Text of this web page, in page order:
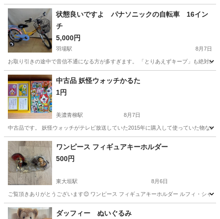
状態良いですよ パナソニックの自転車 16イン
チ
5,000円
羽場駅 8月7日
お取り引きの途中で音信不通になる方が多すぎます。 「とりあえずキープ」も絶対
岐阜 各務原市 羽場駅 幼児用自転車
中古品 妖怪ウォッチかるた
1円
美濃青柳駅 8月7日
中古品です。 妖怪ウォッチがテレビ放送していた2015年に購入して使っていた物な
岐阜 大垣市 美濃青柳駅 カードゲーム
ワンピース フィギュアキーホルダー
500円
東大垣駅 8月6日
ご覧頂きありがとうございます😊 ワンピース フィギュアキーホルダー ルフィ・シャ
岐阜 大垣市 東大垣駅 おもちゃ
ダッフィー ぬいぐるみ